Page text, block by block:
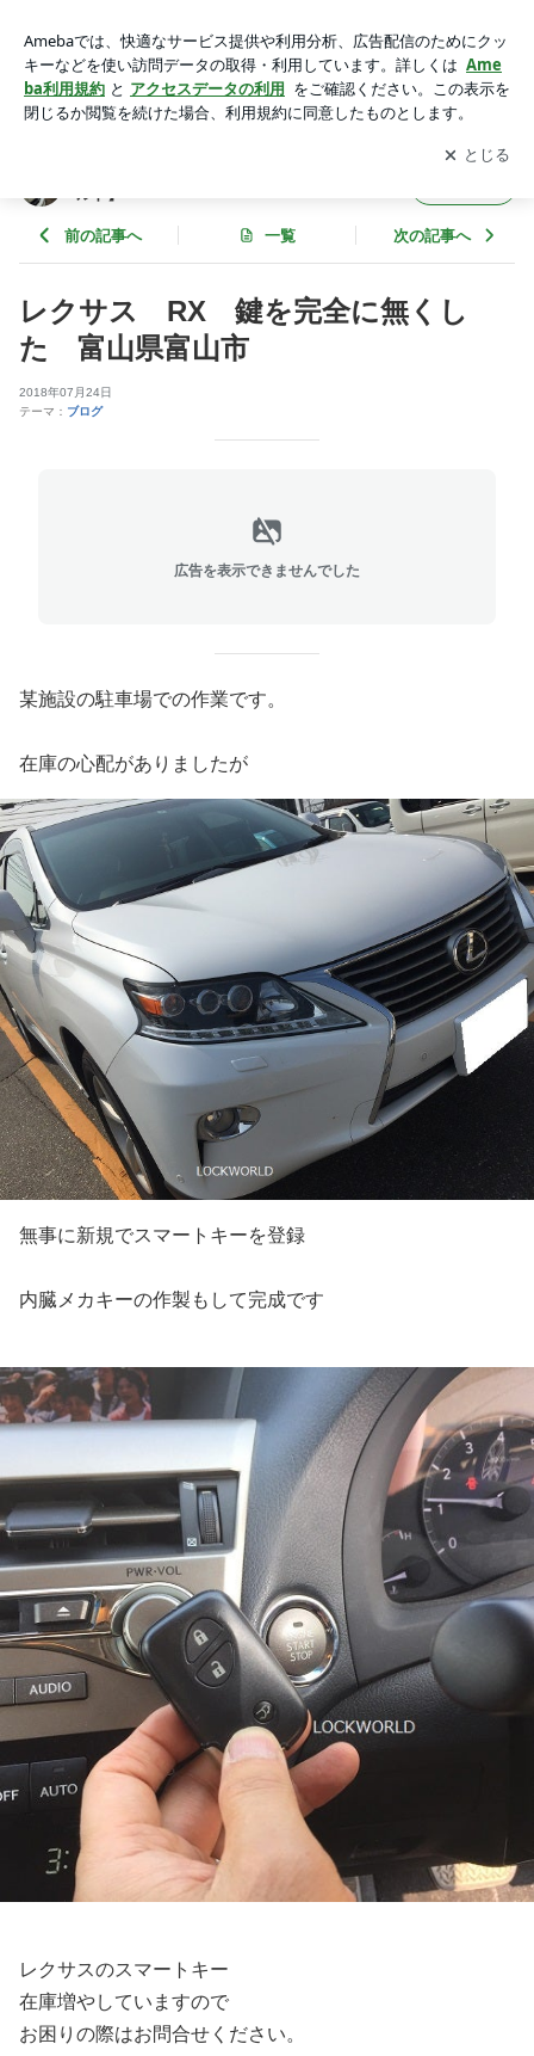
ならお任せ! 富山県の鍵屋【ロックワールド】
アプリをダウンロードして ブログの更新通知
を受け取りまし
ょう。
開く
ルド】
前の記事へ 一覧 次の記事へ
レクサス RX 鍵を完全に無くし
た 富山県富山市
2018年07月24日
テーマ： ブログ
広告を表示できませんでした
某施設の駐車場での作業です。
在庫の心配がありましたが
無事に新規でスマートキーを登録
内臓メカキーの作製もして完成です
レクサスのスマートキー
在庫増やしていますので
お困りの際はお問合せください。